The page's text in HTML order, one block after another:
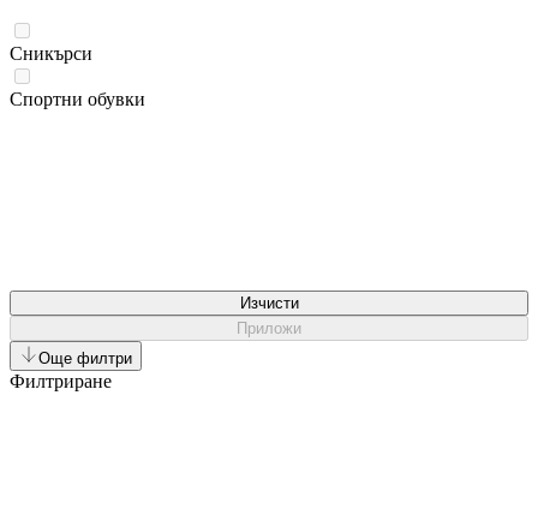
Сникърси
Спортни обувки
Изчисти
Приложи
Още филтри
Филтриране